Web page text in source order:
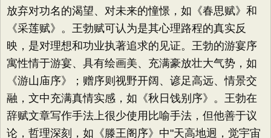
放弃对功名的渴望、对未来的憧憬，如《春思赋》和
《采莲赋》。王勃赋可认为是其心理路程的真实反
映，是对理想和功业执著追求的见证。王勃的游宴序
寓性情于游宴、具有绘画美、充满豪放壮大气势，如
《游山庙序》；赠序则视野开阔、谚足高远、情景交
融，文中充满真情实感，如《秋日饯别序》。王勃在
辞赋文章写作手法上很少使用比喻手法，但他善于议
论，哲理深刻，如《滕王阁序》中"天高地迥，觉宇宙